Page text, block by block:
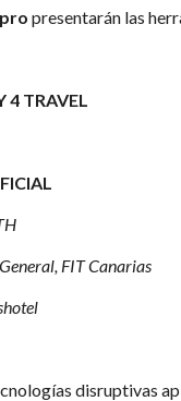
presentarán las
4 TRAVEL
FIT Canarias
disruptivas